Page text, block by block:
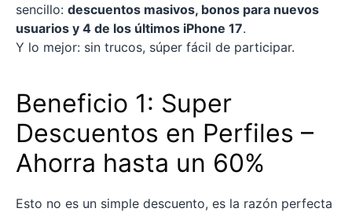
sencillo: descuentos masivos, bonos para nuevos
usuarios y 4 de los últimos iPhone 17.
Y lo mejor: sin trucos, súper fácil de participar.
Beneficio 1: Super
Descuentos en Perfiles –
Ahorra hasta un 60%
Esto no es un simple descuento, es la razón perfecta